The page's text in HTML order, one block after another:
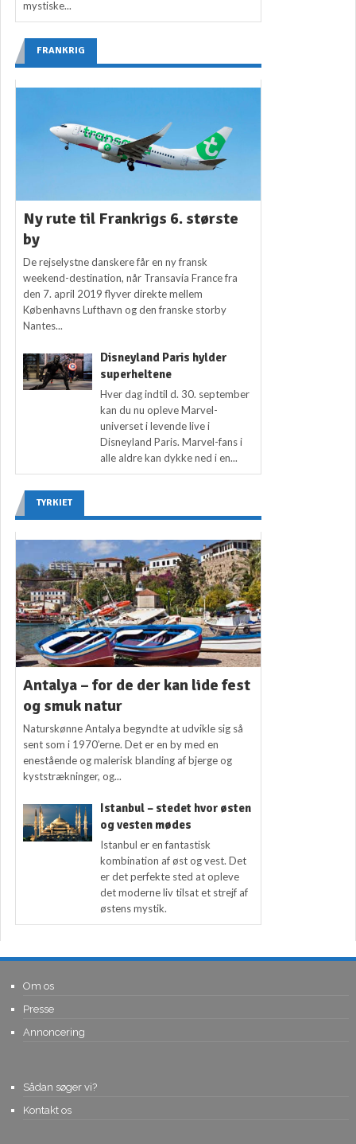
mystiske...
FRANKRIG
Ny rute til Frankrigs 6. største
by
De rejselystne danskere får en ny fransk
weekend-destination, når Transavia France fra
den 7. april 2019 flyver direkte mellem
Københavns Lufthavn og den franske storby
Nantes...
Disneyland Paris hylder
superheltene
Hver dag indtil d. 30. september
kan du nu opleve Marvel-
universet i levende live i
Disneyland Paris. Marvel-fans i
alle aldre kan dykke ned i en...
TYRKIET
Antalya – for de der kan lide fest
og smuk natur
Naturskønne Antalya begyndte at udvikle sig så
sent som i 1970’erne. Det er en by med en
enestående og malerisk blanding af bjerge og
kyststrækninger, og...
Istanbul – stedet hvor østen
og vesten mødes
Istanbul er en fantastisk
kombination af øst og vest. Det
er det perfekte sted at opleve
det moderne liv tilsat et strejf af
østens mystik.
Om os
Presse
Annoncering
Sådan søger vi?
Kontakt os